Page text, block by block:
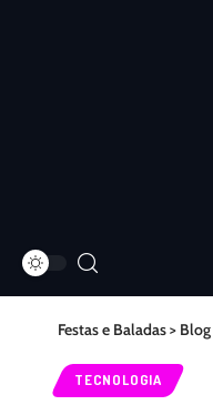
Festas e Baladas> Blog
TECNOLOGIA